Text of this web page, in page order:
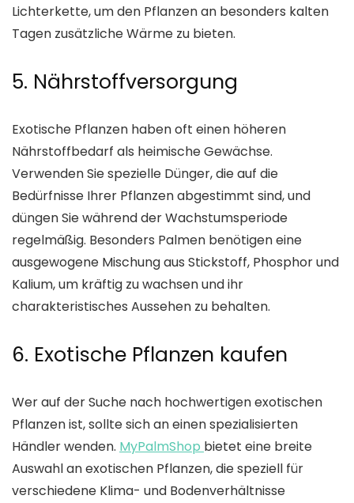
Lichterkette, um den Pflanzen an besonders kalten
Tagen zusätzliche Wärme zu bieten.
5. Nährstoffversorgung
Exotische Pflanzen haben oft einen höheren
Nährstoffbedarf als heimische Gewächse.
Verwenden Sie spezielle Dünger, die auf die
Bedürfnisse Ihrer Pflanzen abgestimmt sind, und
düngen Sie während der Wachstumsperiode
regelmäßig. Besonders Palmen benötigen eine
ausgewogene Mischung aus Stickstoff, Phosphor und
Kalium, um kräftig zu wachsen und ihr
charakteristisches Aussehen zu behalten.
6. Exotische Pflanzen kaufen
Wer auf der Suche nach hochwertigen exotischen
Pflanzen ist, sollte sich an einen spezialisierten
Händler wenden. MyPalmShop bietet eine breite
Auswahl an exotischen Pflanzen, die speziell für
verschiedene Klima- und Bodenverhältnisse